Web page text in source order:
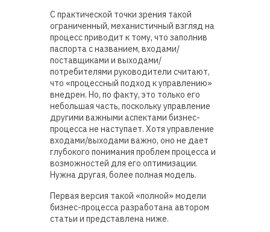
С практической точки зрения такой
ограниченный, механистичный взгляд на
процесс приводит к тому, что заполнив
паспорта с названием, входами/
поставщиками и выходами/
потребителями руководители считают,
что «процессный подход к управлению»
внедрен. Но, по факту, это только его
небольшая часть, поскольку управление
другими важными аспектами бизнес-
процесса не наступает. Хотя управление
входами/выходами важно, оно не дает
глубокого понимания проблем процесса и
возможностей для его оптимизации.
Нужна другая, более полная модель.
Первая версия такой «полной» модели
бизнес-процесса разработана автором
статьи и представлена ниже.